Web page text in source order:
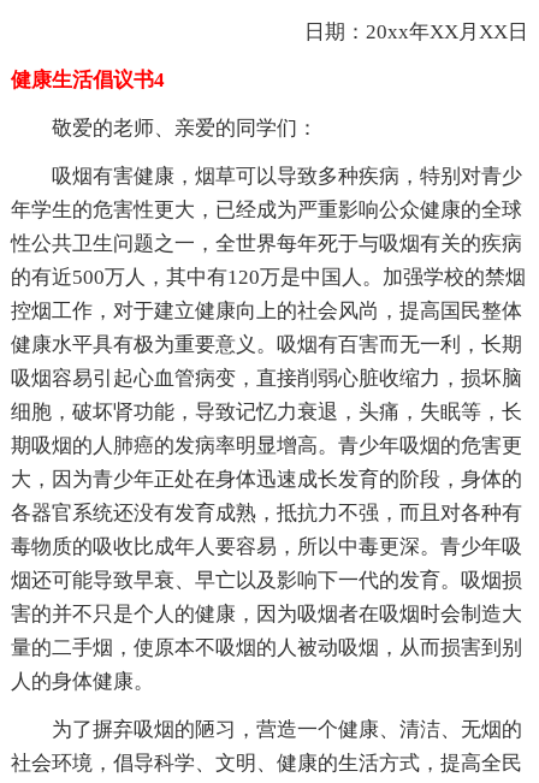
日期：20xx年XX月XX日
健康生活倡议书4
敬爱的老师、亲爱的同学们：
吸烟有害健康，烟草可以导致多种疾病，特别对青少
年学生的危害性更大，已经成为严重影响公众健康的全球
性公共卫生问题之一，全世界每年死于与吸烟有关的疾病
的有近500万人，其中有120万是中国人。加强学校的禁烟
控烟工作，对于建立健康向上的社会风尚，提高国民整体
健康水平具有极为重要意义。吸烟有百害而无一利，长期
吸烟容易引起心血管病变，直接削弱心脏收缩力，损坏脑
细胞，破坏肾功能，导致记忆力衰退，头痛，失眠等，长
期吸烟的人肺癌的发病率明显增高。青少年吸烟的危害更
大，因为青少年正处在身体迅速成长发育的阶段，身体的
各器官系统还没有发育成熟，抵抗力不强，而且对各种有
毒物质的吸收比成年人要容易，所以中毒更深。青少年吸
烟还可能导致早衰、早亡以及影响下一代的发育。吸烟损
害的并不只是个人的健康，因为吸烟者在吸烟时会制造大
量的二手烟，使原本不吸烟的人被动吸烟，从而损害到别
人的身体健康。
为了摒弃吸烟的陋习，营造一个健康、清洁、无烟的
社会环境，倡导科学、文明、健康的生活方式，提高全民